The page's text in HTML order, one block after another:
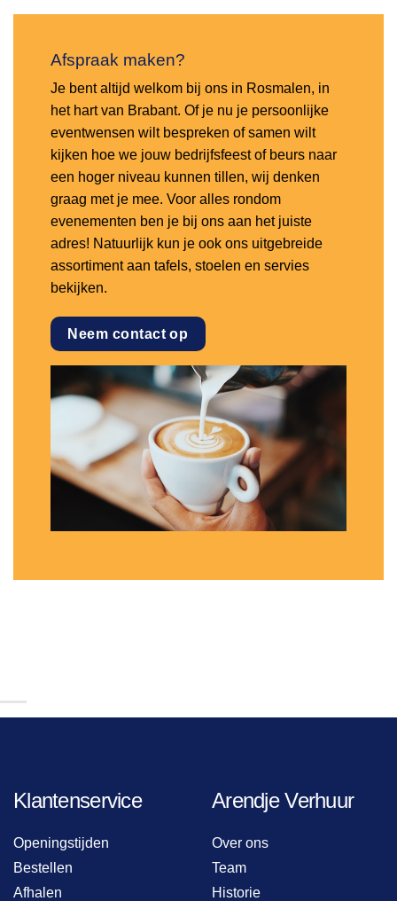
Afspraak maken?
Je bent altijd welkom bij ons in Rosmalen, in
het hart van Brabant. Of je nu je persoonlijke
eventwensen wilt bespreken of samen wilt
kijken hoe we jouw bedrijfsfeest of beurs naar
een hoger niveau kunnen tillen, wij denken
graag met je mee. Voor alles rondom
evenementen ben je bij ons aan het juiste
adres! Natuurlijk kun je ook ons uitgebreide
assortiment aan tafels, stoelen en servies
bekijken.
Neem contact op
Klantenservice
Openingstijden
Bestellen
Afhalen
Arendje Verhuur
Over ons
Team
Historie